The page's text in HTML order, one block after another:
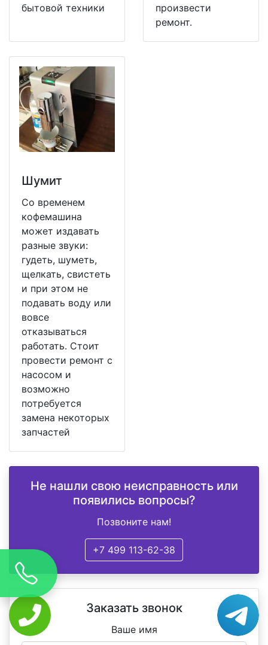
бытовой техники
произвести
ремонт.
Шумит
Со временем
кофемашина
может издавать
разные звуки:
гудеть, шуметь,
щелкать, свистеть
и при этом не
подавать воду или
вовсе
отказываться
работать. Стоит
провести ремонт с
насосом и
возможно
потребуется
замена некоторых
запчастей
Не нашли свою неисправность или
появились вопросы?
Позвоните нам!
+7 499 113-62-38
Заказать звонок
Ваше имя